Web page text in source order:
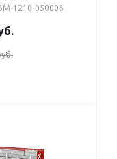
1210-050006